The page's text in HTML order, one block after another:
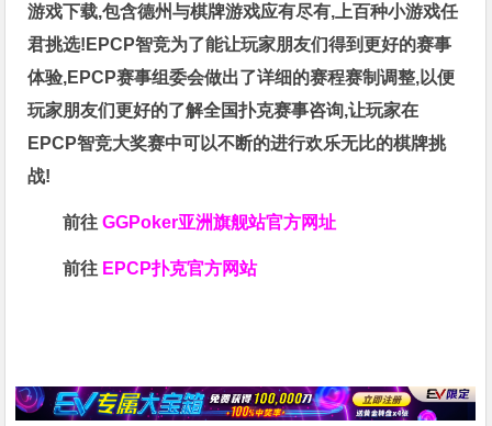
游戏下载,包含德州与棋牌游戏应有尽有,上百种小游戏任
君挑选!EPCP智竞为了能让玩家朋友们得到更好的赛事
体验,EPCP赛事组委会做出了详细的赛程赛制调整,以便
玩家朋友们更好的了解全国扑克赛事咨询,让玩家在
EPCP智竞大奖赛中可以不断的进行欢乐无比的棋牌挑
战!
前往GGPoker亚洲旗舰站官方网址
前往 EPCP扑克官方网站